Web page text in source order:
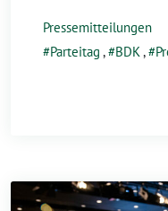
Pressemitteilungen
Parteitag , BDK,